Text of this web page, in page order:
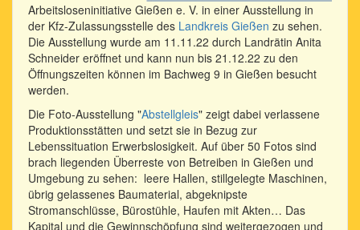
Arbeitsloseninitiative Gießen e. V. in einer Ausstellung in
der Kfz-Zulassungsstelle des Landkreis Gießen zu sehen.
Die Ausstellung wurde am 11.11.22 durch Landrätin Anita
Schneider eröffnet und kann nun bis 21.12.22 zu den
Öffnungszeiten können im Bachweg 9 in Gießen besucht
werden.
Die Foto-Ausstellung "Abstellgleis" zeigt dabei verlassene
Produktionsstätten und setzt sie in Bezug zur
Lebenssituation Erwerbslosigkeit. Auf über 50 Fotos sind
brach liegenden Überreste von Betreiben in Gießen und
Umgebung zu sehen: leere Hallen, stillgelegte Maschi­nen,
übrig gelassenes Baumaterial, abgeknipste
Stromanschlüsse, Bürostühle, Haufen mit Akten… Das
Kapital und die Gewinnschöpfung sind weitergezo­gen und